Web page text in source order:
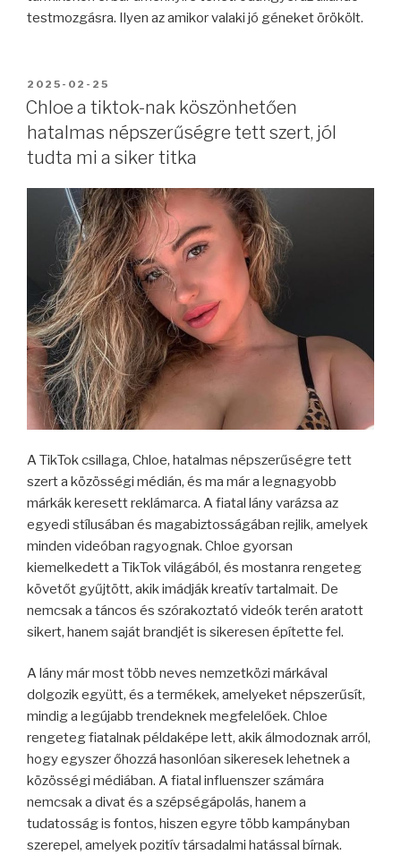
testmozgásra. Ilyen az amikor valaki jó géneket örökölt.
BEKÜLDVE:
2025-02-25
Chloe a tiktok-nak köszönhetően
hatalmas népszerűségre tett szert, jól
tudta mi a siker titka
A TikTok csillaga, Chloe, hatalmas népszerűségre tett
szert a közösségi médián, és ma már a legnagyobb
márkák keresett reklámarca. A fiatal lány varázsa az
egyedi stílusában és magabiztosságában rejlik, amelyek
minden videóban ragyognak. Chloe gyorsan
kiemelkedett a TikTok világából, és mostanra rengeteg
követőt gyűjtött, akik imádják kreatív tartalmait. De
nemcsak a táncos és szórakoztató videók terén aratott
sikert, hanem saját brandjét is sikeresen építette fel.
A lány már most több neves nemzetközi márkával
dolgozik együtt, és a termékek, amelyeket népszerűsít,
mindig a legújabb trendeknek megfelelőek. Chloe
rengeteg fiatalnak példaképe lett, akik álmodoznak arról,
hogy egyszer őhozzá hasonlóan sikeresek lehetnek a
közösségi médiában. A fiatal influenszer számára
nemcsak a divat és a szépségápolás, hanem a
tudatosság is fontos, hiszen egyre több kampányban
szerepel, amelyek pozitív társadalmi hatással bírnak.